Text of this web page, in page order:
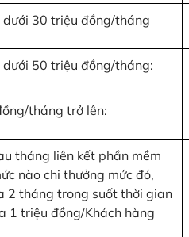
30 triệu đồng/tháng
50 triệu đồng/tháng:
tháng trở lên:
tháng liên kết phần mềm
nào chi thưởng mức đó,
2 tháng trong suốt thời gian
1 triệu đồng/Khách hàng